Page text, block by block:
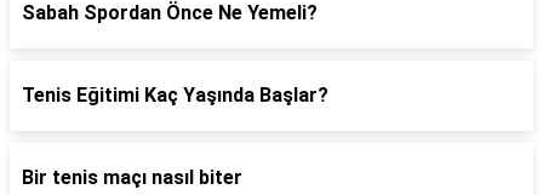
Sabah Spordan Önce Ne Yemeli?
Tenis Eğitimi Kaç Yaşında Başlar?
Bir tenis maçı nasıl biter